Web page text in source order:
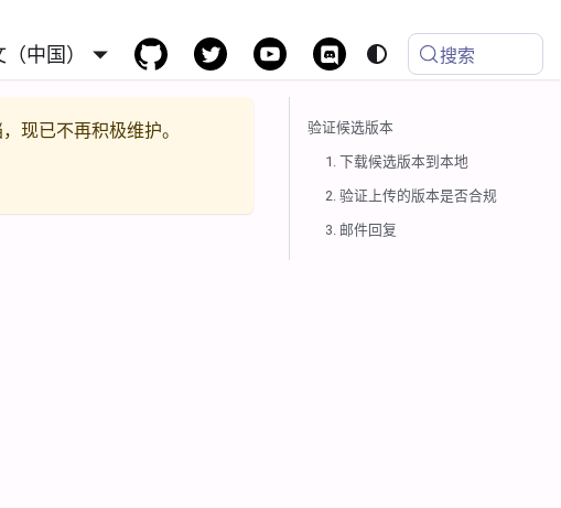
中国） 搜索
现已不再积极维护。 验证候选版本
1. 下载候选版本到本地
2. 验证上传的版本是否合规
3. 邮件回复